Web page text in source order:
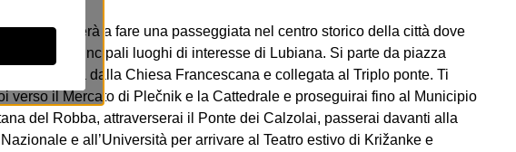
a fare una passeggiata nel centro storico della città dove
storia dei principali luoghi di interesse di Lubiana. Si parte da piazza
trg, dominata dalla Chiesa Francescana e collegata al Triplo ponte. Ti
verso il Mercato di Plečnik e la Cattedrale e proseguirai fino al Municipio
del Robba, attraverserai il Ponte dei Calzolai, passerai davanti alla
e all’Università per arrivare al Teatro estivo di Križanke e